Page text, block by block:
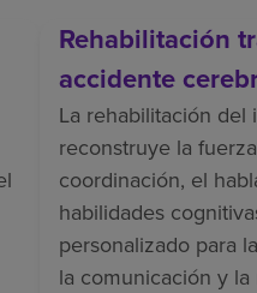
Rehabilitación
accidente
La rehabilitación del
reconstruye la
coordinación, el
habilidades
personalizado para
la comunicación y la